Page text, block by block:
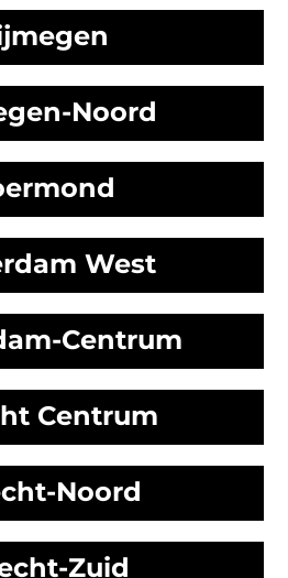
Noord
West
Centrum
Centrum
Noord
Zuid